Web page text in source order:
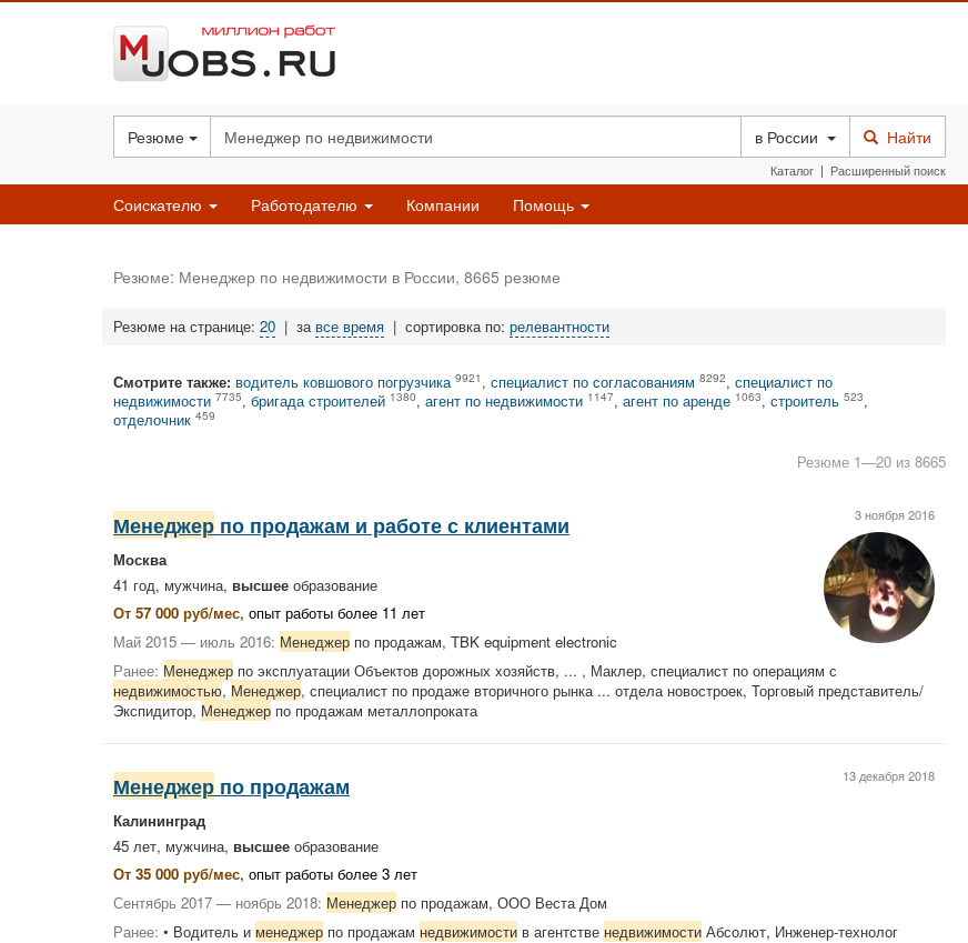
Резюме в России Найти
Каталог | Расширенный поиск
Соискателю Работодателю Компании Помощь
Резюме: Менеджер по недвижимости в России, 8665 резюме
Резюме на странице: 20 | за все время | сортировка по: релевантности
Смотрите также: водитель ковшового погрузчика 9921 , специалист по согласованиям 8292, специалист по
недвижимости 7735, бригада строителей 1380, агент по недвижимости 1147, агент по аренде 1063, строитель 523,
отделочник 459
Резюме 1—20 из 8665
3 ноября 2016
Менеджер по продажам и работе с клиентами
Москва
41 год, мужчина, высшее образование
От 57 000 руб/мес, опыт работы более 11 лет
Май 2015 — июль 2016: Менеджер по продажам, TBK equipment electronic
Ранее: Менеджер по эксплуатации Объектов дорожных хозяйств, ... , Маклер, специалист по операциям с
недвижимостью, Менеджер, специалист по продаже вторичного рынка ... отдела новостроек, Торговый представитель/
Экспидитор, Менеджер по продажам металлопроката
13 декабря 2018
Менеджер по продажам
Калининград
45 лет, мужчина, высшее образование
От 35 000 руб/мес, опыт работы более 3 лет
Сентябрь 2017 — ноябрь 2018: Менеджер по продажам, ООО Веста Дом
Ранее: • Водитель и менеджер по продажам недвижимости в агентстве недвижимости Абсолют, Инженер-технолог